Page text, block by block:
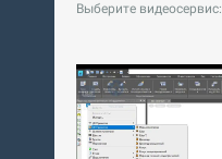
Выберите видеосервис: